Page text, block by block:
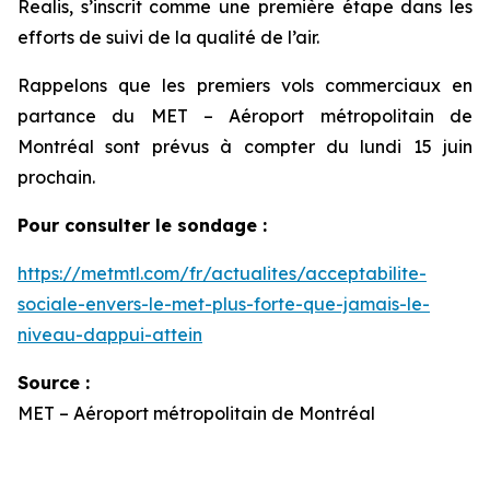
Realis, s’inscrit comme une première étape dans les
efforts de suivi de la qualité de l’air.
Rappelons que les premiers vols commerciaux en
partance du MET – Aéroport métropolitain de
Montréal sont prévus à compter du lundi 15 juin
prochain.
Pour consulter le sondage :
https://metmtl.com/fr/actualites/acceptabilite-
sociale-envers-le-met-plus-forte-que-jamais-le-
niveau-dappui-attein
Source :
MET – Aéroport métropolitain de Montréal